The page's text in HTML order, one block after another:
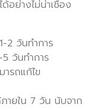
อย่างไม่น่าเชื่อง
2 วันทำการ
วันทำการ
ารถแก้ไข
ายใน 7 วัน นับจาก